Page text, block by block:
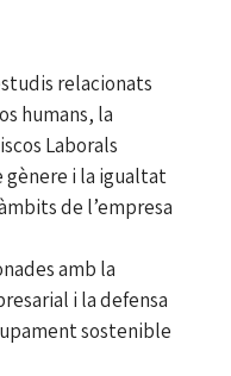
relacionats
humans, la
Laborals
i la igualtat
de l’empresa
amb la
i la defensa
sostenible